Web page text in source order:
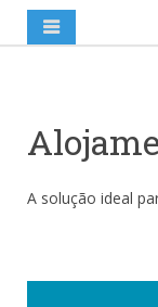
A solução ideal